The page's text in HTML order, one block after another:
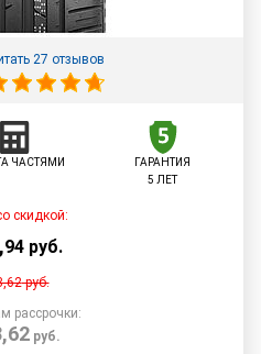
27 отзывов
ЧАСТЯМИ
ГАРАНТИЯ
5 ЛЕТ
скидкой:
,94 руб.
руб.
рассрочки:
руб.